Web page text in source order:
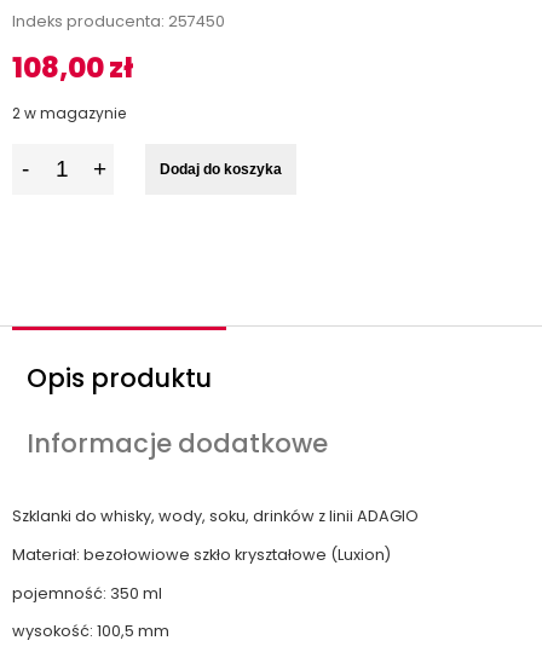
Indeks producenta: 257450
108,00zł
2 w magazynie
Dodaj do koszyka
Opis produktu
Informacje dodatkowe
Szklanki do whisky, wody, soku, drinków z linii ADAGIO
Materiał: bezołowiowe szkło kryształowe (Luxion)
pojemność: 350 ml
wysokość: 100,5 mm